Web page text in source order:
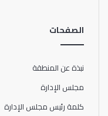
الصفحات
نبذة عن المنطقة
مجلس الإدارة
كلمة رئيس مجلس الإدارة